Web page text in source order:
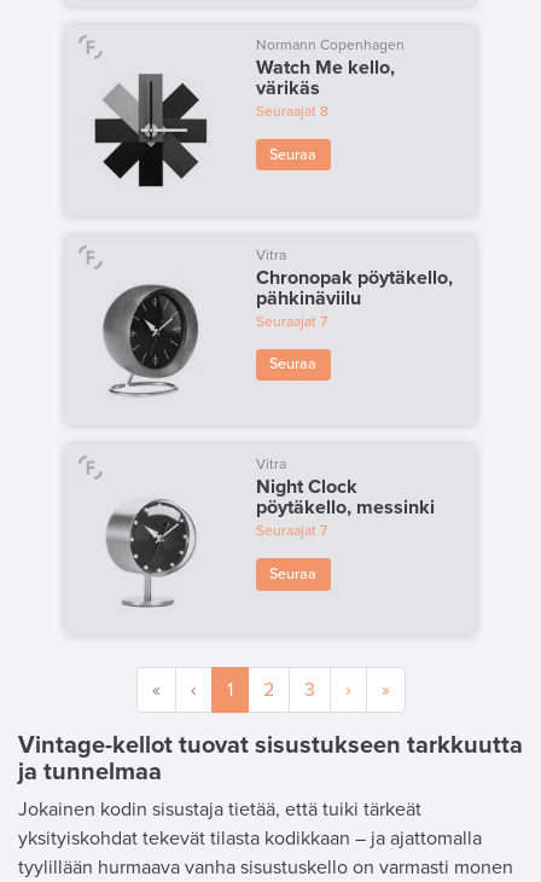
Normann Copenhagen
Watch Me kello,
värikäs
Seuraajat8
Seuraa
Vitra
Chronopak pöytäkello,
pähkinäviilu
Seuraajat 7
Seuraa
Vitra
Night Clock
pöytäkello, messinki
Seuraajat7
Seuraa
« ‹ 1 2 3 › »
Vintage-kellot tuovat sisustukseen tarkkuutta
ja tunnelmaa
Jokainen kodin sisustaja tietää, että tuiki tärkeät
yksityiskohdat tekevät tilasta kodikkaan – ja ajattomalla
tyylillään hurmaava vanha sisustuskello on varmasti monen